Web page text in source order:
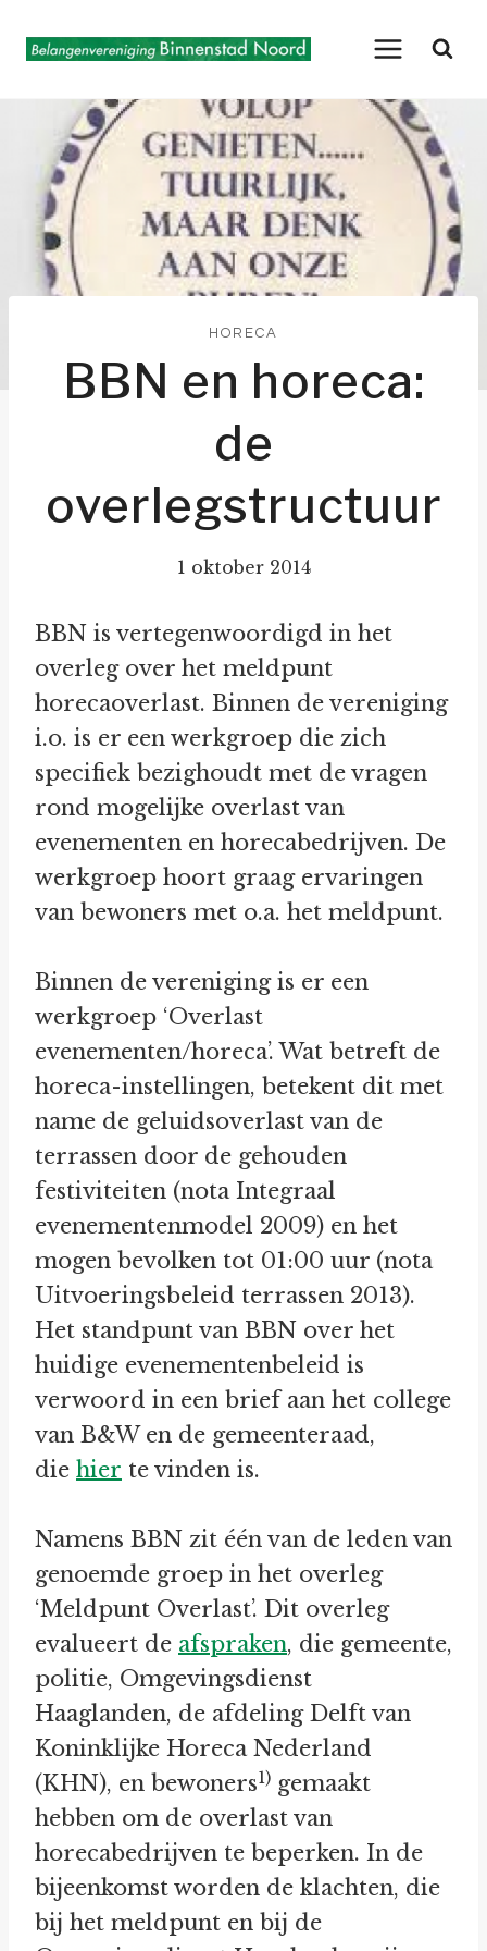
naar
HORECA
BBN en horeca:
de
overlegstructuur
1 oktober 2014
BBN is vertegenwoordigd in het
overleg over het meldpunt
horecaoverlast. Binnen de vereniging
i.o. is er een werkgroep die zich
specifiek bezighoudt met de vragen
rond mogelijke overlast van
evenementen en horecabedrijven. De
werkgroep hoort graag ervaringen
van bewoners met o.a. het meldpunt.
Binnen de vereniging is er een
werkgroep ‘Overlast
evenementen/horeca’. Wat betreft de
horeca-instellingen, betekent dit met
name de geluidsoverlast van de
terrassen door de gehouden
festiviteiten (nota Integraal
evenementenmodel 2009) en het
mogen bevolken tot 01:00 uur (nota
Uitvoeringsbeleid terrassen 2013).
Het standpunt van BBN over het
huidige evenementenbeleid is
verwoord in een brief aan het college
van B&W en de gemeenteraad,
die hier te vinden is.
Namens BBN zit één van de leden van
genoemde groep in het overleg
‘Meldpunt Overlast’. Dit overleg
evalueert de afspraken, die gemeente,
politie, Omgevingsdienst
Haaglanden, de afdeling Delft van
Koninklijke Horeca Nederland
(KHN), en bewoners1) gemaakt
hebben om de overlast van
horecabedrijven te beperken. In de
bijeenkomst worden de klachten, die
bij het meldpunt en bij de